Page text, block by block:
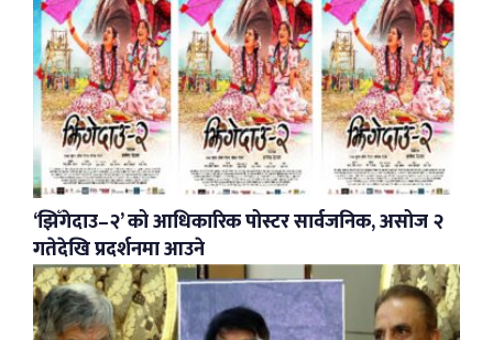
‘झिँगेदाउ–२’ को आधिकारिक पोस्टर सार्वजनिक, असोज २
गतेदेखि प्रदर्शनमा आउने